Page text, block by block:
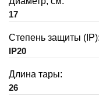
17
Степень защиты (IP):
IP20
Длина тары:
26